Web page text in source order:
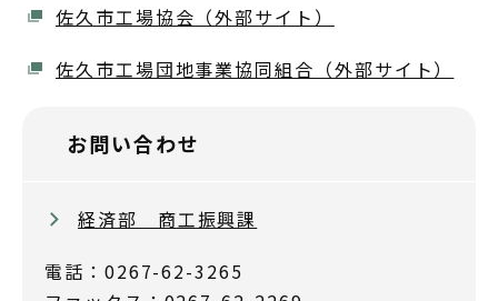
佐久市工場協会（外部サイト）
佐久市工場団地事業協同組合（外部サイト）
お問い合わせ
経済部 商工振興課
電話：0267-62-3265